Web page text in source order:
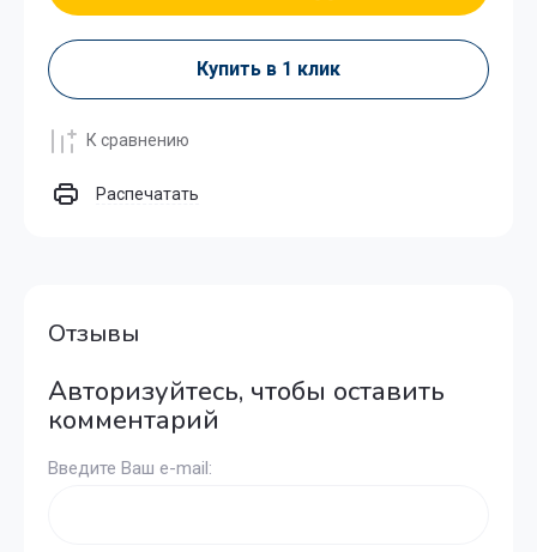
Купить в 1 клик
К сравнению
Распечатать
Отзывы
Авторизуйтесь, чтобы оставить
комментарий
Введите Ваш e-mail: